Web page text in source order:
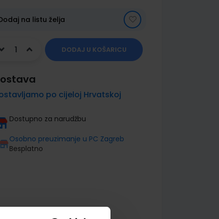
na listu želja
DODAJ U KOŠARICU
po cijeloj Hrvatskoj
Dostupno za narudžbu
Osobno preuzimanje u PC Zagreb
Besplatno